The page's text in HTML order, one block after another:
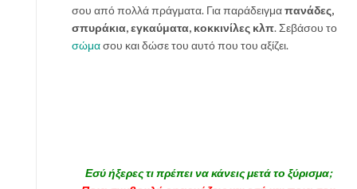
σου από πολλά πράγματα. Για παράδειγμαπανάδες,
σπυράκια, εγκαύματα, κοκκινίλες κλπ. Σεβάσου το
σώμασου και δώσε του αυτό που του αξίζει.
Εσύ ήξερες τι πρέπει να κάνεις μετά το ξύρισμα;